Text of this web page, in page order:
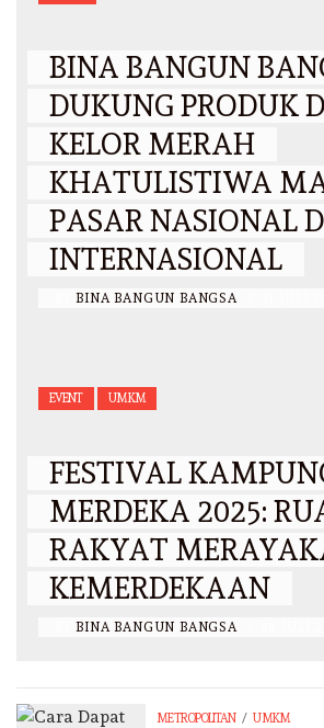
BINA BANGUN
DUKUNG PRODUK
KELOR MERAH
KHATULISTIWA
PASAR NASIONAL
INTERNASIONAL
BINA BANGUN BANGSA
EVENT UMKM
FESTIVAL
MERDEKA 2025:
RAKYAT
KEMERDEKAAN
BINA BANGUN BANGSA
METROPOLITAN / UMKM